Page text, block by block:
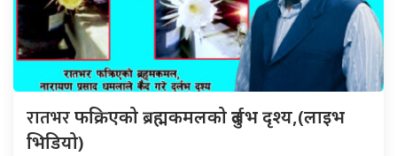
रातभरफक्रिएको ब्रह्मकमलको दुर्लभ दृश्य,(लाइभ
भिडियो)